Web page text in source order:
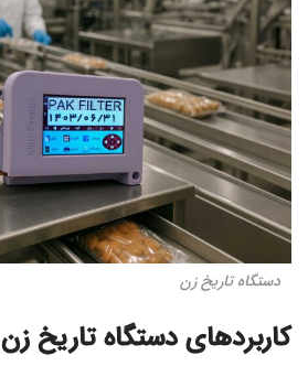
دستگاه تاریخ زن
کاربردهای دستگاه تاریخ زن